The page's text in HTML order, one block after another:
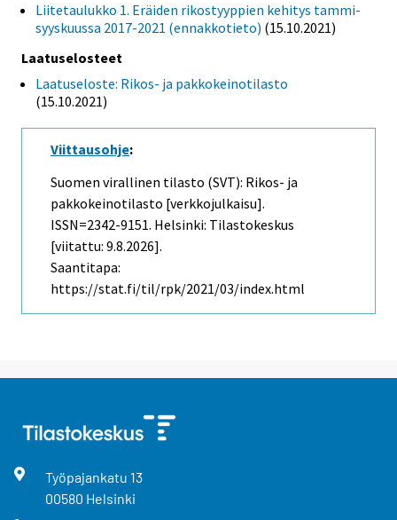
Liitetaulukko 1. Eräiden rikostyyppien kehitys tammi-
syyskuussa 2017-2021 (ennakkotieto) (15.10.2021)
Laatuselosteet
Laatuseloste: Rikos- ja pakkokeinotilasto
(15.10.2021)
Viittausohje:
Suomen virallinen tilasto (SVT): Rikos- ja
pakkokeinotilasto [verkkojulkaisu].
ISSN=2342-9151. Helsinki: Tilastokeskus
[viitattu: 9.8.2026].
Saantitapa:
https://stat.fi/til/rpk/2021/03/index.html
Työpajankatu 13
00580 Helsinki